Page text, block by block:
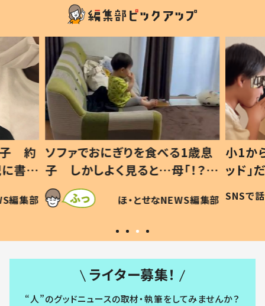
歳息
？」
編集部
小1から不登校、息子は「ギフテ
ッド」だった 父が“ウチ給食”を
作り続ける理由とは #令和の親
#令和の子
SNSで話題 ほ・とせなNEWS編集部
ひ孫
が、抱
「涙
い」
ライター募集！
“人”のグッドニュースの取材・執筆をしてみませんか？